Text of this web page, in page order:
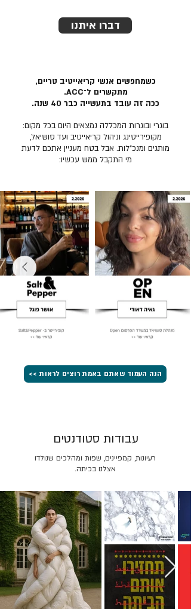
דברו איתנו
כשמחפשים אנשי קריאייטיב טריים,
מתקשרים ל־ACC.
ככה זה עובד בתעשייה כבר 40 שנה.
בוגרי ובוגרות המכללה נמצאים היום בכל מקום:
מקופירייטינג וניהול קריאייטיב ועד סושיאל,
מותגים ומנכ״לות. אבל בטח מעניין אתכם לדעת
מי התקבל ממש עכשיו:
הנה העמוד שאתם באמת רוצים לראות >>
רעיונות, קמפיינים, שפות ומהלכים שנולדו
אצלנו בכיתה.
עבודות סטודנטים